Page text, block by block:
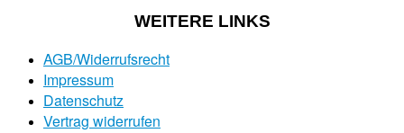
WEITERE LINKS
AGB/Widerrufsrecht
Impressum
Datenschutz
Vertrag widerrufen